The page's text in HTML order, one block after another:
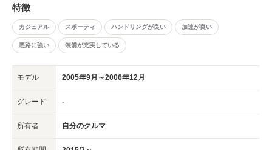
特徴
カジュアル スポーティ ハンドリングが良い 加速が良い
悪路に強い 装備が充実している
モデル 2005年9月～2006年12月
グレード -
所有者 自分のクルマ